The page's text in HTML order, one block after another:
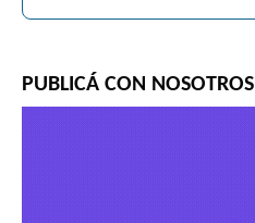
PUBLICÁ CON NOSOTROS